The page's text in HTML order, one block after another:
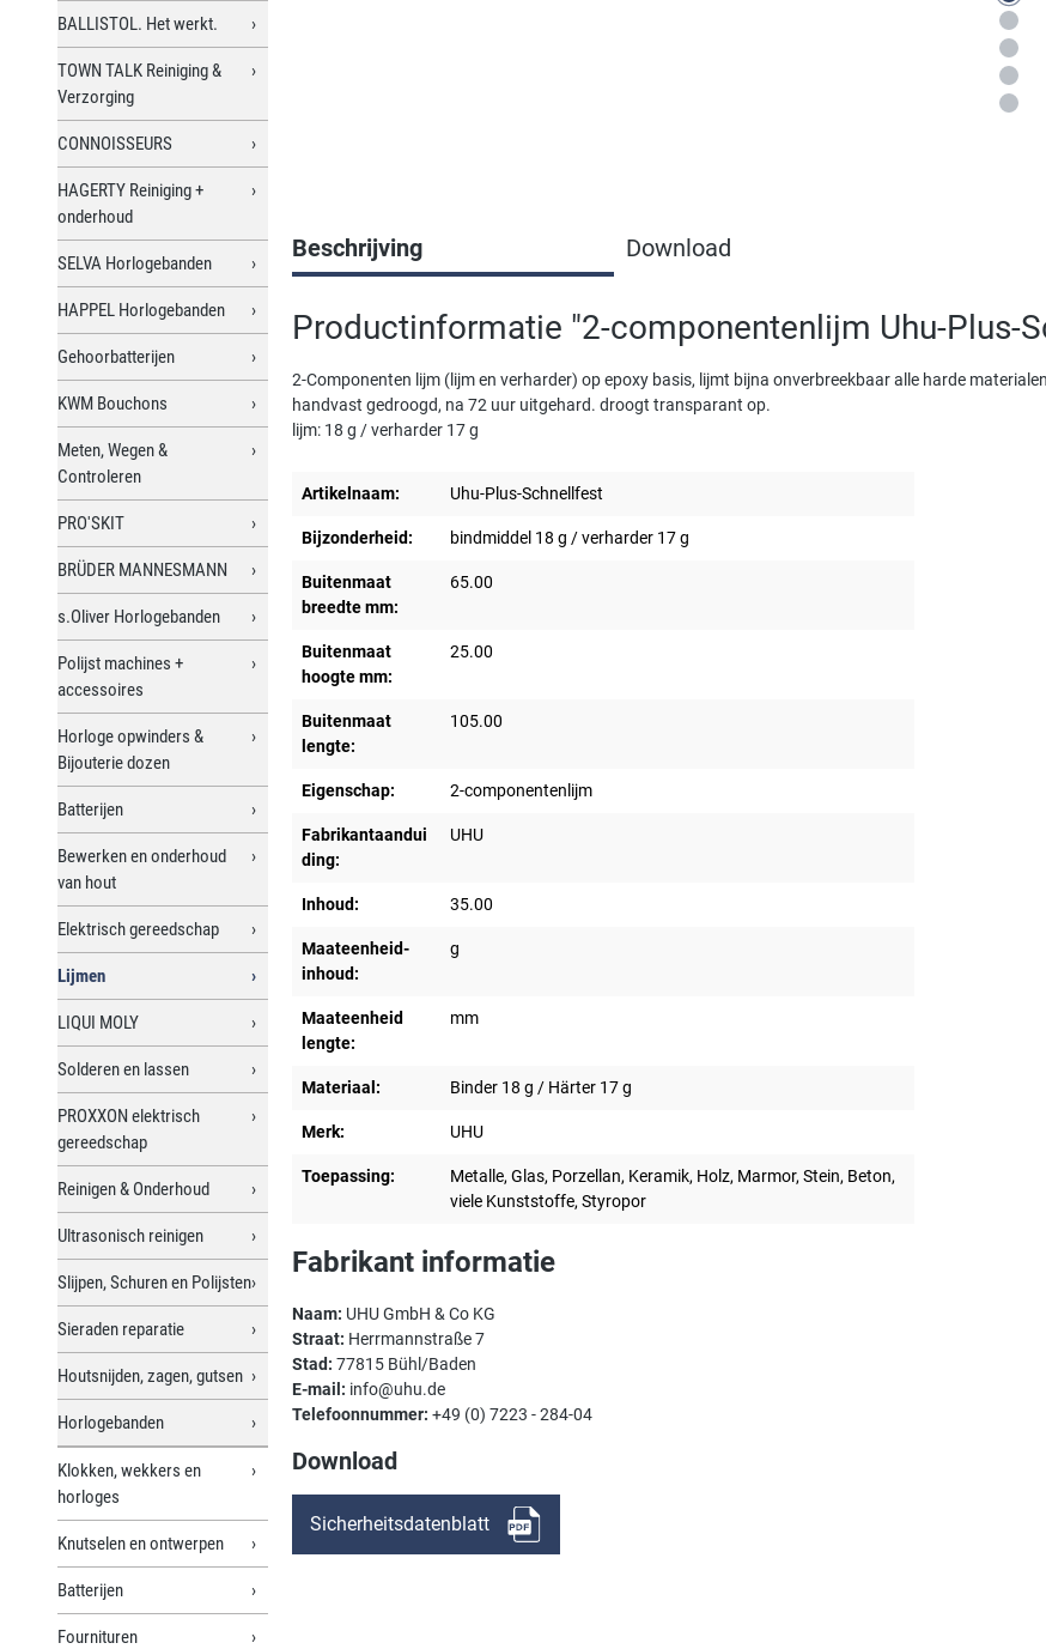
BALLISTOL. Het werkt.
TOWN TALK Reiniging &
Verzorging
CONNOISSEURS
HAGERTY Reiniging +
onderhoud
SELVA Horlogebanden
HAPPEL Horlogebanden
Gehoorbatterijen
KWM Bouchons
Meten, Wegen &
Controleren
PRO'SKIT
BRÜDER MANNESMANN
s.Oliver Horlogebanden
Polijst machines +
accessoires
Horloge opwinders &
Bijouterie dozen
Batterijen
Bewerken en onderhoud
van hout
Elektrisch gereedschap
Lijmen
LIQUI MOLY
Solderen en lassen
PROXXON elektrisch
gereedschap
Reinigen & Onderhoud
Ultrasonisch reinigen
Slijpen, Schuren en Polijsten
Sieraden reparatie
Houtsnijden, zagen, gutsen
Horlogebanden
Klokken, wekkers en
horloges
Knutselen en ontwerpen
Batterijen
Fournituren
Beschrijving Download
Productinformatie "2-componentenlijm Uhu-Plus-
2-Componenten lijm (lijm en verharder) op epoxy basis, lijmt bijna onverbreekbaar alle harde
handvast gedroogd, na 72 uur uitgehard. droogt transparant op.
lijm: 18 g / verharder 17 g
Artikelnaam: Uhu-Plus-Schnellfest
Bijzonderheid: bindmiddel 18 g / verharder 17 g
Buitenmaat
breedte mm:
65.00
Buitenmaat
hoogte mm:
25.00
Buitenmaat
lengte:
105.00
Eigenschap: 2-componentenlijm
Fabrikantaandui
ding:
UHU
Inhoud: 35.00
Maateenheid-
inhoud:
g
Maateenheid
lengte:
mm
Materiaal: Binder 18 g / Härter 17 g
Merk: UHU
Toepassing:
Metalle, Glas, Porzellan, Keramik, Holz, Marmor, Stein, Beton,
viele Kunststoffe, Styropor
Fabrikant informatie
Naam: UHU GmbH & Co KG
Straat: Herrmannstraße 7
Stad: 77815 Bühl/Baden
E-mail: info@uhu.de
Telefoonnummer: +49 (0) 7223 - 284-04
Download
Sicherheitsdatenblatt